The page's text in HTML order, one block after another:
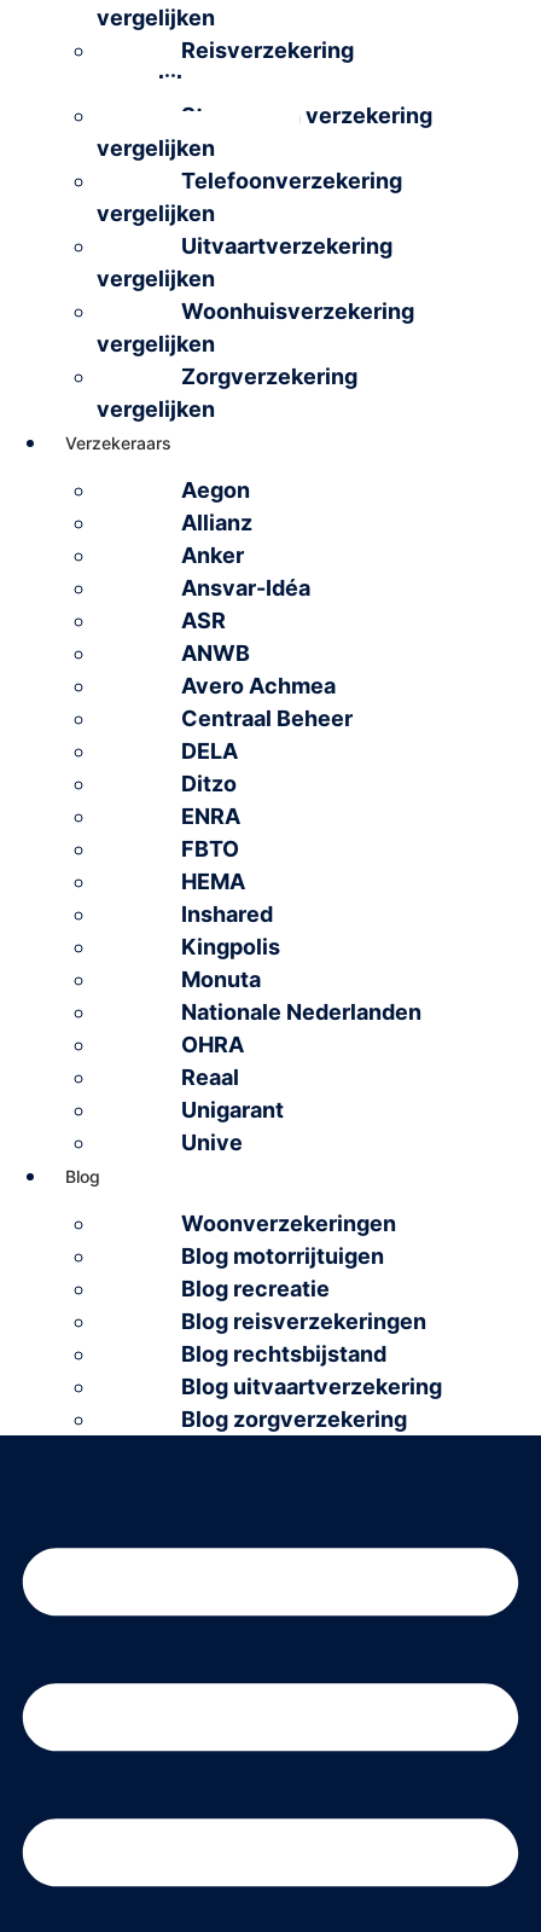
vergelijken
Reisverzekering
vergelijken
Stacaravan verzekering
vergelijken
Telefoonverzekering
vergelijken
Uitvaartverzekering
vergelijken
Woonhuisverzekering
vergelijken
Zorgverzekering
vergelijken
Verzekeraars
Aegon
Allianz
Anker
Ansvar-Idéa
ASR
ANWB
Avero Achmea
Centraal Beheer
DELA
Ditzo
ENRA
FBTO
HEMA
Inshared
Kingpolis
Monuta
Nationale Nederlanden
OHRA
Reaal
Unigarant
Unive
Blog
Woonverzekeringen
Blog motorrijtuigen
Blog recreatie
Blog reisverzekeringen
Blog rechtsbijstand
Blog uitvaartverzekering
Blog zorgverzekering